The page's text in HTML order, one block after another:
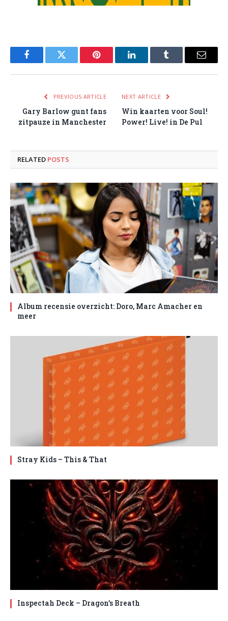
FacebookTwitter Pinterest LinkedInTumblr Email
PREVIOUS ARTICLE
Gary Barlow gunt fans
zitpauze in Manchester
NEXT ARTICLE
Win kaarten voor Soul!
Power! Live! in De Pul
RELATED POSTS
Album recensie overzicht: Doro, Marc Amacher en
meer
Stray Kids – This & That
Inspectah Deck – Dragon’s Breath